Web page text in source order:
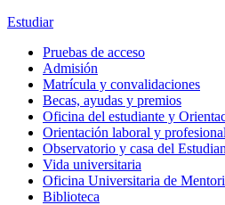
Estudiar
Pruebas de acceso
Admisión
Matrícula y convalidaciones
Becas, ayudas y premios
Oficina del estudiante y
Orientación laboral y profesional
Observatorio y casa del
Vida universitaria
Oficina Universitaria de
Biblioteca